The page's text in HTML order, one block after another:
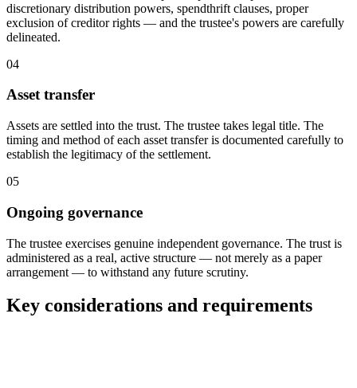
discretionary distribution powers, spendthrift clauses, proper
exclusion of creditor rights — and the trustee's powers are carefully
delineated.
04
Asset transfer
Assets are settled into the trust. The trustee takes legal title. The
timing and method of each asset transfer is documented carefully to
establish the legitimacy of the settlement.
05
Ongoing governance
The trustee exercises genuine independent governance. The trust is
administered as a real, active structure — not merely as a paper
arrangement — to withstand any future scrutiny.
Key considerations and requirements